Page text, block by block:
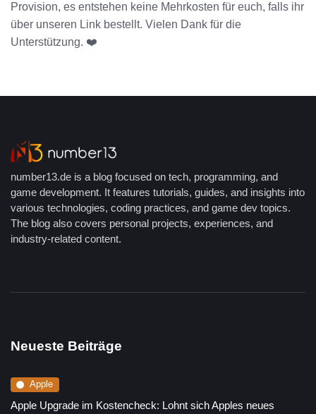
Provision, es entstehen keine Mehrkosten für euch, falls ihr
über unseren Link bestellt. Vielen Dank für die
Unterstützung. ❤️
number13.de is a blog focused on tech, programming, and
game development. It features tutorials, guides, and insights into
various technologies, coding practices, and game dev topics.
The blog also covers personal projects, experiences, and
industry-related content.
Neueste Beiträge
Apple
Apple Upgrade im Kostencheck: Lohnt sich Apples neues